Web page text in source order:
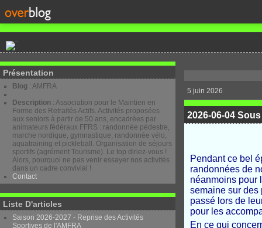
Présentation
Blog : AMFRA
Description : Association pour le Maintien en
Forme des Retraités Actifs. Activités proposées
aux seniors à partir de 50 ans, encadrées par
animateurs fédéraux FFRS : randonnée pédestre,
marche nordique, gymnastique, randonnée vélo,
aquatraining et pickleball. Organisation de séjours
sportifs (agrément Tourisme). Le top diriez-vous !
Alors, pourquoi ne pas venir essayer nos activités
dans un cadre convivial !
Contact
Liste D'articles
Saison 2026-2027 - Reprise des Activités
Sportives de l'AMFRA
5 juin 2026
2026-06-04
Pendant ce bel
randonnées de
néanmoins pour
semaine sur des
passé lors de
pour les
En ce qui